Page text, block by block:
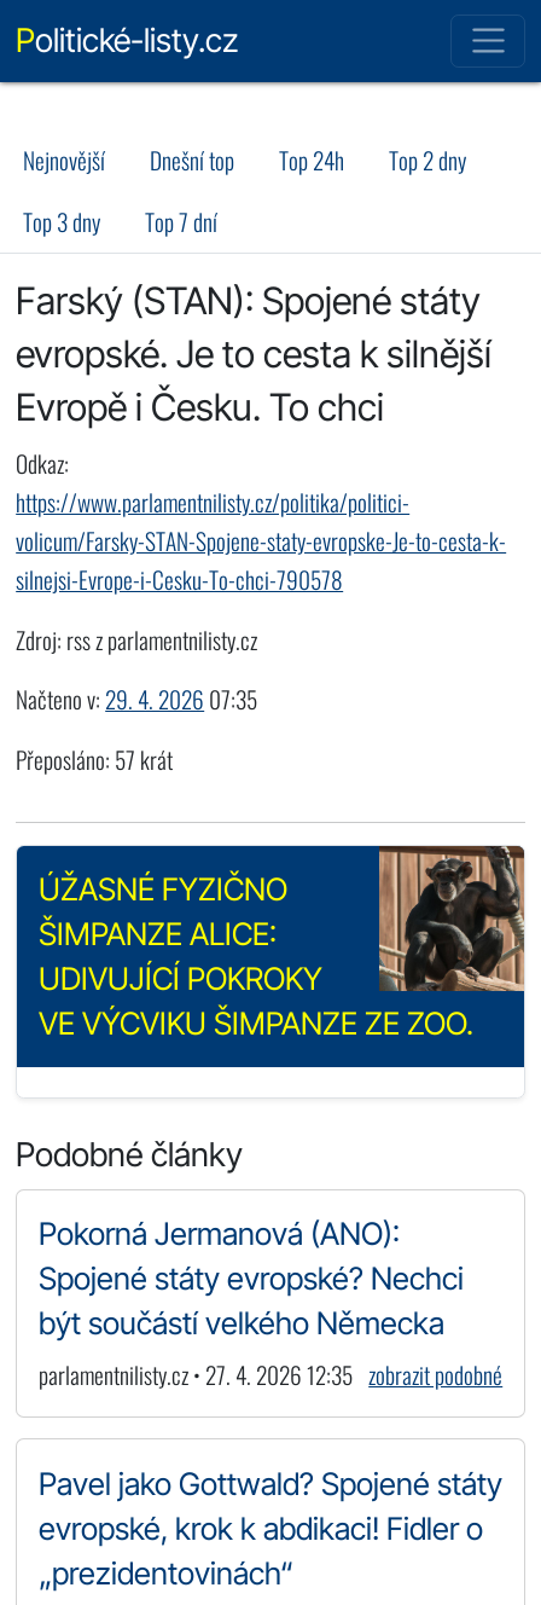
Politické-listy.cz
Nejnovější Dnešní top Top 24h
Top 2 dny
Top 3 dny
Top 7 dní
Farský (STAN): Spojené státy
evropské. Je to cesta k silnější
Evropě i Česku. To chci
Odkaz:
https://www.parlamentnilisty.cz/politika/politici-
volicum/Farsky-STAN-Spojene-staty-evropske-Je-to-cesta-k-
silnejsi-Evrope-i-Cesku-To-chci-790578
Zdroj: rss z parlamentnilisty.cz
Načteno v: 29. 4. 2026 07:35
Přeposláno: 57 krát
ÚŽASNÉ FYZIČNO
ŠIMPANZE ALICE:
UDIVUJÍCÍ POKROKY
VE VÝCVIKU ŠIMPANZE ZE ZOO.
Podobné články
Pokorná Jermanová (ANO):
Spojené státy evropské? Nechci
být součástí velkého Německa
parlamentnilisty.cz • 27. 4. 2026 12:35 zobrazit podobné
Pavel jako Gottwald? Spojené státy
evropské, krok k abdikaci! Fidler o
„prezidentovinách“